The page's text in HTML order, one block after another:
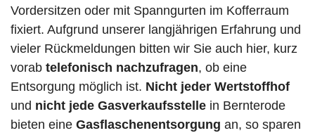
Vordersitzen oder mit Spanngurten im Kofferraum
fixiert. Aufgrund unserer langjährigen Erfahrung und
vieler Rückmeldungen bitten wir Sie auch hier, kurz
vorab telefonisch nachzufragen, ob eine
Entsorgung möglich ist. Nicht jeder Wertstoffhof
und nicht jede Gasverkaufsstelle in Bernterode
bieten eine Gasflaschenentsorgung an, so sparen